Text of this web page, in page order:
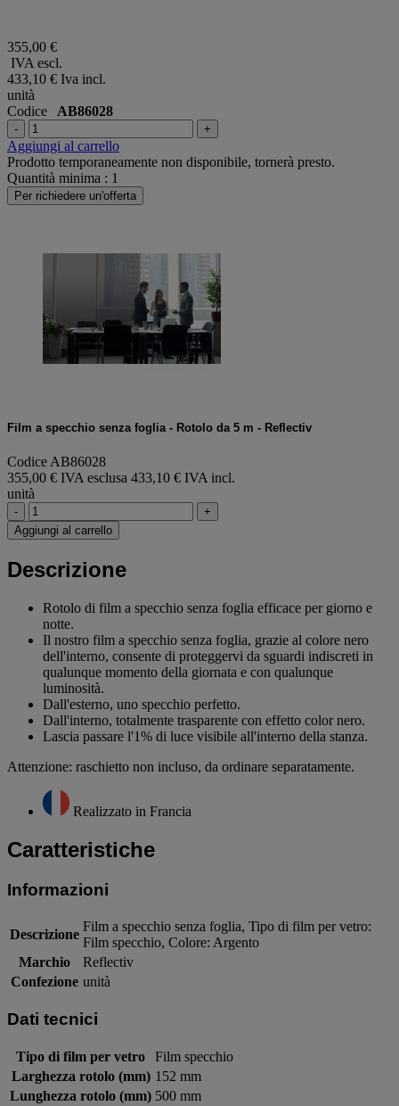
355,00 €
IVA escl.
433,10 € Iva incl.
unità
Codice AB86028
- +
Aggiungi al carrello
Prodotto temporaneamente non disponibile, tornerà presto.
Quantità minima : 1
Per richiedere un'offerta
Film a specchio senza foglia - Rotolo da 5 m - Reflectiv
Codice AB86028
355,00 € IVA esclusa 433,10 € IVA incl.
unità
-
+
Aggiungi al carrello
Descrizione
Rotolo di film a specchio senza foglia efficace per giorno e
notte.
Il nostro film a specchio senza foglia, grazie al colore nero
dell'interno, consente di proteggervi da sguardi indiscreti in
qualunque momento della giornata e con qualunque
luminosità.
Dall'esterno, uno specchio perfetto.
Dall'interno, totalmente trasparente con effetto color nero.
Lascia passare l'1% di luce visibile all'interno della stanza.
Attenzione: raschietto non incluso, da ordinare separatamente.
Realizzato in Francia
Caratteristiche
Informazioni
Descrizione
Film a specchio senza foglia, Tipo di film per vetro:
Film specchio, Colore: Argento
Marchio
Reflectiv
Confezione unità
Dati tecnici
Tipo di film per vetro
Film specchio
Larghezza rotolo (mm) 152 mm
Lunghezza rotolo (mm) 500 mm